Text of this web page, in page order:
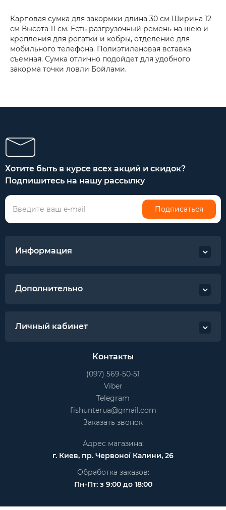
Карповая сумка для закормки длина 30 см Ширина 12
см Высота 11 см. Есть разгрузочный ремень на шею и
крепления для рогатки и кобры, отделение для
мобильного телефона. Полиэтиленовая вставка
съемная. Сумка отлично подойдет для удобного
закорма точки ловли Бойлами.
Хотите быть в курсе всех акций и скидок?
Подпишитесь на нашу рассылку
Подписаться
Информация
Дополнительно
Личный кабинет
Контакты
(097) 569-50-51
Viber
Telegram
fishunterua@gmail.com
Заказать звонок
Адрес магазина:
г. Киев, пр. Червоної Калини, 26
Обработка заказов:
Пн-Пт: з 9:00 до 18:00